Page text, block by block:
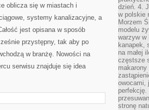
oblicza się w miastach i
systemy kanalizacyjne, a
jest opisana w sposób
przystępny, tak aby po
w branżę. Nowości na
serwisu znajduje się idea
dzień. 4.
w polskie
Morzem
modelu
warzyw w
kanapek,
na małej
częstsze
owocami,
stronę